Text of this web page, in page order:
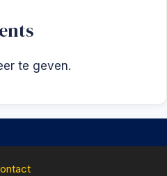
te geven.